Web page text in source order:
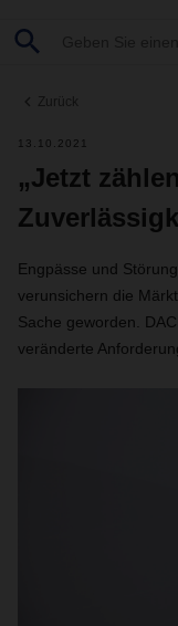
Zurück
13.10.2021
„Jetzt
Engpässe und
verunsichern die
Sache geworden.
veränderte